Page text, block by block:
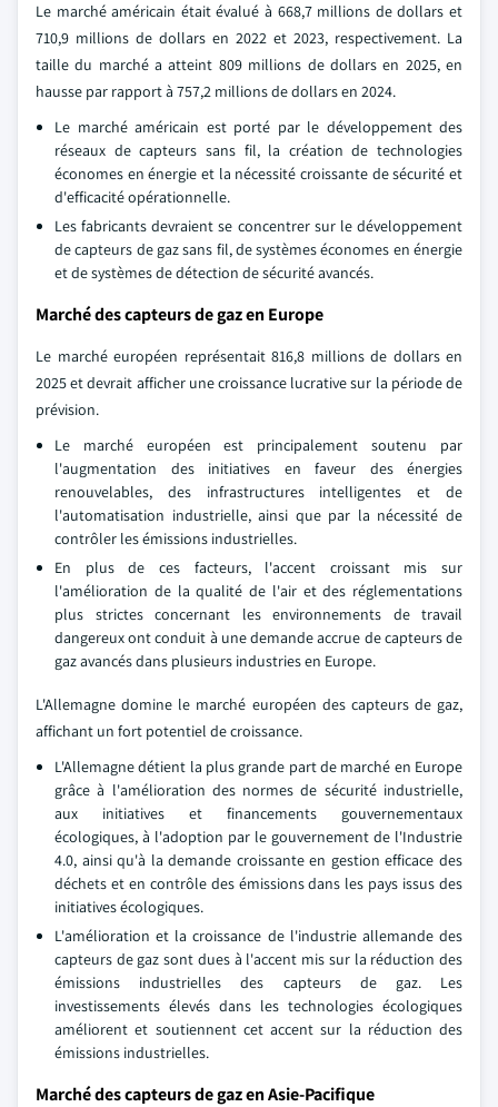
Le marché américain était évalué à 668,7 millions de dollars et
710,9 millions de dollars en 2022 et 2023, respectivement. La
taille du marché a atteint 809 millions de dollars en 2025, en
hausse par rapport à 757,2 millions de dollars en 2024.
Le marché américain est porté par le développement des
réseaux de capteurs sans fil, la création de technologies
économes en énergie et la nécessité croissante de sécurité et
d'efficacité opérationnelle.
Les fabricants devraient se concentrer sur le développement
de capteurs de gaz sans fil, de systèmes économes en énergie
et de systèmes de détection de sécurité avancés.
Marché des capteurs de gaz en Europe
Le marché européen représentait 816,8 millions de dollars en
2025 et devrait afficher une croissance lucrative sur la période de
prévision.
Le marché européen est principalement soutenu par
l'augmentation des initiatives en faveur des énergies
renouvelables, des infrastructures intelligentes et de
l'automatisation industrielle, ainsi que par la nécessité de
contrôler les émissions industrielles.
En plus de ces facteurs, l'accent croissant mis sur
l'amélioration de la qualité de l'air et des réglementations
plus strictes concernant les environnements de travail
dangereux ont conduit à une demande accrue de capteurs de
gaz avancés dans plusieurs industries en Europe.
L'Allemagne domine le marché européen des capteurs de gaz,
affichant un fort potentiel de croissance.
L'Allemagne détient la plus grande part de marché en Europe
grâce à l'amélioration des normes de sécurité industrielle,
aux initiatives et financements gouvernementaux
écologiques, à l'adoption par le gouvernement de l'Industrie
4.0, ainsi qu'à la demande croissante en gestion efficace des
déchets et en contrôle des émissions dans les pays issus des
initiatives écologiques.
L'amélioration et la croissance de l'industrie allemande des
capteurs de gaz sont dues à l'accent mis sur la réduction des
émissions industrielles des capteurs de gaz. Les
investissements élevés dans les technologies écologiques
améliorent et soutiennent cet accent sur la réduction des
émissions industrielles.
Marché des capteurs de gaz en Asie-Pacifique